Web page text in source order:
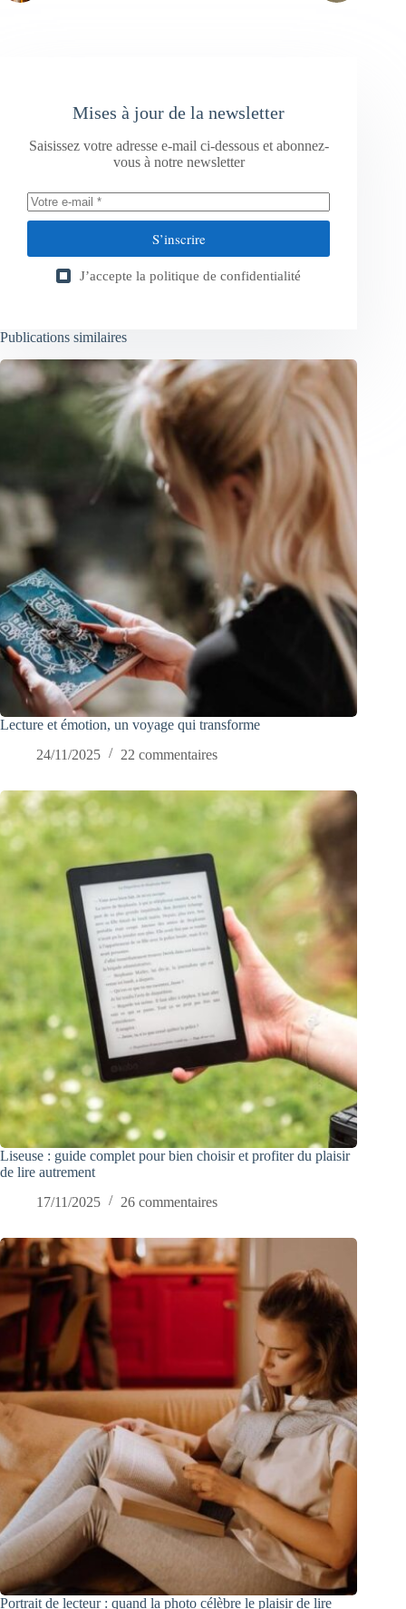
Mises à jour de la newsletter
Saisissez votre adresse e-mail ci-dessous et abonnez-
vous à notre newsletter
S’inscrire
J’accepte la politique de confidentialité
Publications similaires
Lecture et émotion, un voyage qui transforme
24/11/2025
22 commentaires
Liseuse : guide complet pour bien choisir et profiter du plaisir
de lire autrement
17/11/2025
26 commentaires
Portrait de lecteur : quand la photo célèbre le plaisir de lire